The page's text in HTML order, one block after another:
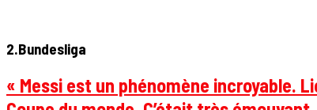
2.Bundesliga
« Messi est un phénomène incroyable.